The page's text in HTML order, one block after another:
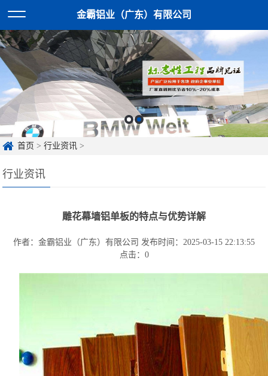
金霸铝业（广东）有限公司
首页 >行业资讯 >
行业资讯
雕花幕墙铝单板的特点与优势详解
作者：金霸铝业（广东）有限公司 发布时间：2025-03-15 22:13:55
点击： 0